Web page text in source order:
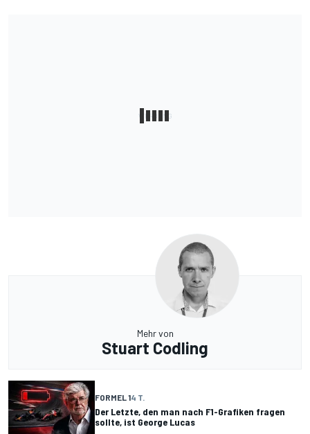
Mehr von
Stuart Codling
FORMEL 14 T.
Der Letzte, den man nach F1-Grafiken fragen
sollte, ist George Lucas